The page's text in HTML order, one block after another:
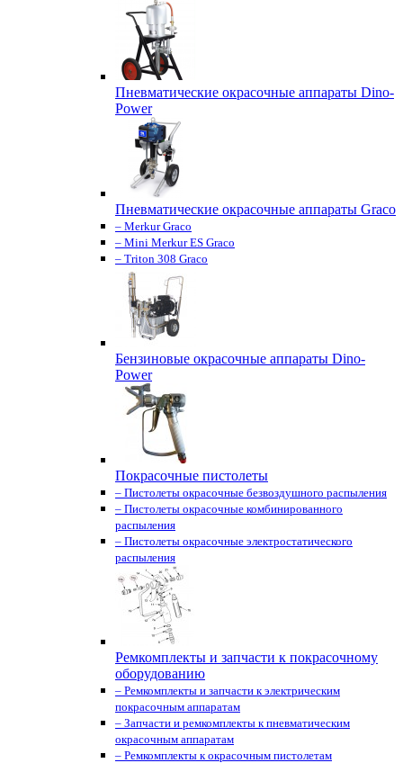
Пневматические окрасочные аппараты Dino-
Power
Пневматические окрасочные аппараты Graco
– Merkur Graco
– Mini Merkur ES Graco
– Triton 308 Graco
Бензиновые окрасочные аппараты Dino-
Power
Покрасочные пистолеты
– Пистолеты окрасочные безвоздушного распыления
– Пистолеты окрасочные комбинированного
распыления
– Пистолеты окрасочные электростатического
распыления
Ремкомплекты и запчасти к покрасочному
оборудованию
– Ремкомплекты и запчасти к электрическим
покрасочным аппаратам
– Запчасти и ремкомплекты к пневматическим
окрасочным аппаратам
– Ремкомплекты к окрасочным пистолетам